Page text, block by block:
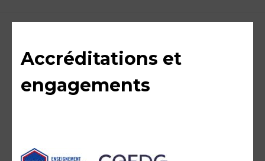
Accréditations et
engagements